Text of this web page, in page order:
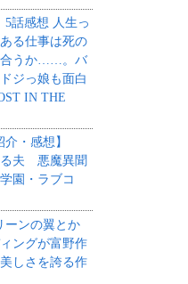
5話感想 人生っ
る仕事は死の
合うか……。バ
ジっ娘も面白
IN THE
・感想】
る夫 悪魔異聞
園・ラブコ
ーンの翼とか
ングが富野作
しさを誇る作